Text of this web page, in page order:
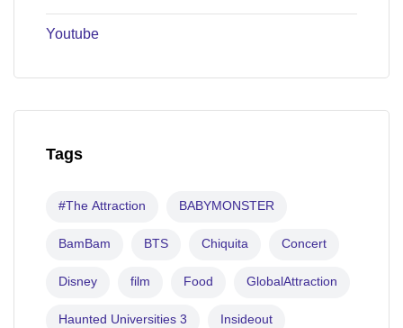
Youtube
Tags
#The Attraction BABYMONSTER
BamBam BTS Chiquita Concert
Disney film Food GlobalAttraction
Haunted Universities 3 Insideout